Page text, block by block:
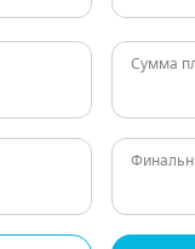
Сумма